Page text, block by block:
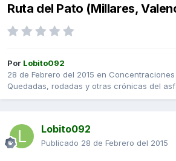
Ruta del Pato (Millares,
Por Lobito092
28 de Febrero del 2015 en
Quedadas, rodadas y otras crónicas del
Lobito092
Publicado 28 de Febrero del 2015